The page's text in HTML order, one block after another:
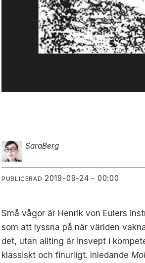
SaraBerg
PUBLICERAD 2019-09-24 - 00:00
Små vågor är Henrik von Eulers
som att lyssna på när världen
det, utan allting är insvept i
klassiskt och finurligt. Inledande